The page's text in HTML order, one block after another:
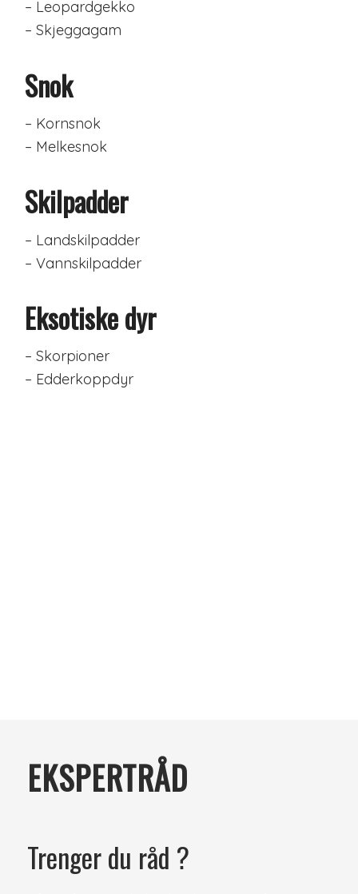
– Leopardgekko
– Skjeggagam
Snok
– Kornsnok
– Melkesnok
Skilpadder
– Landskilpadder
– Vannskilpadder
Eksotiske dyr
– Skorpioner
– Edderkoppdyr
EKSPERTRÅD
Trenger du råd ?